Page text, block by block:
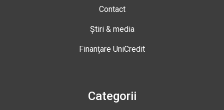
Contact
Știri & media
Finanțare UniCredit
Categorii